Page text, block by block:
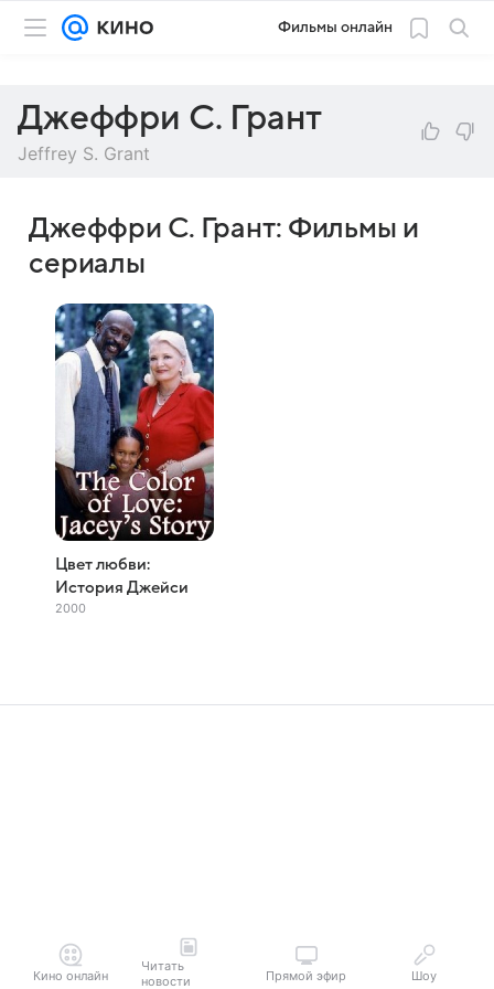
Фильмы онлайн
Джеффри С. Грант
Jeffrey S. Grant
Джеффри С. Грант: Фильмы и
сериалы
Цвет любви:
История Джейси
2000
Кино онлайн
Читать
новости
Прямой эфир Шоу